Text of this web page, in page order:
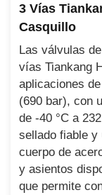
3 Vías
Casquillo
Las válvulas
vías Tiankang
aplicaciones
(690 bar), con
de -40 °C a
sellado fiable y
cuerpo de
y asientos
que permite